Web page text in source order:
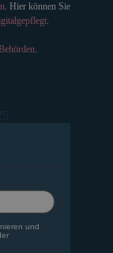
. Hier können Sie
.
.
und